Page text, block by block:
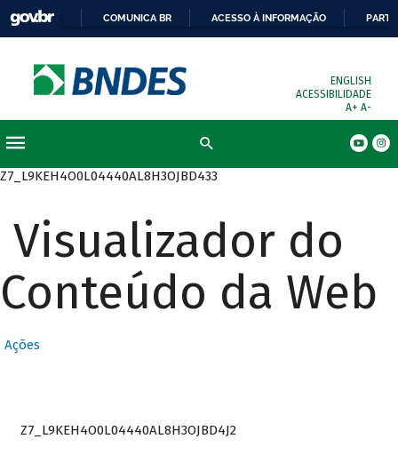
COMUNICA BR ACESSO À INFORMAÇÃO
ENGLISH
ACESSIBILIDADE
A+ A-
Z7_L9KEH4O0L04440AL8H3OJBD433
Visualizador do
Conteúdo da Web
Ações
Z7_L9KEH4O0L04440AL8H3OJBD4J2